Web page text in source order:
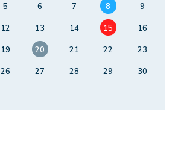
5 6 7 8
9
12 13 14 15
16
19 20 21 22
23
26 27 28 29
30